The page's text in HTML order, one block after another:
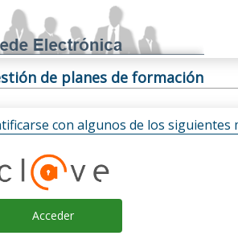
de planes de formación
con algunos de los siguientes
Acceder